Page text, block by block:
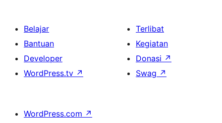
Belajar
Bantuan
Developer
WordPress.tv ↗
Terlibat
Kegiatan
Donasi ↗
Swag ↗
WordPress.com ↗